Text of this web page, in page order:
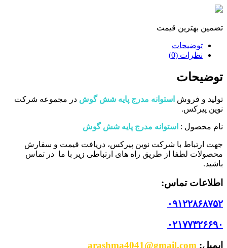
تضمین بهترین قیمت
توضیحات
نظرات (0)
توضیحات
تولید و فروش استوانه مدرج پایه شش گوش در مجموعه شرکت
نوین پیرکس.
نام محصول : استوانه مدرج پایه شش گوش
جهت ارتباط با شرکت نوین پیرکس، دریافت قیمت و سفارش
محصولات لطفا از طریق راه های ارتباطی زیر با ما در تماس
باشید.
اطلاعات تماس:
۰۹۱۲۲۸۶۸۷۵۲
۰۲۱۷۷۳۲۶۶۹۰
ایمیل: